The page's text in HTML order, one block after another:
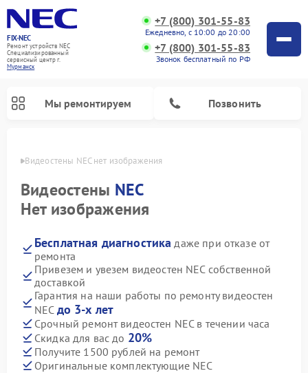
FIX-NEC
Ремонт устройств NEC
Специализированный
cервисный центр г.
Мурманск
+7 (800) 301-55-83
Ежедневно, с 10:00 до 20:00
+7 (800) 301-55-83
Звонок бесплатный по РФ
Мы ремонтируем Позвонить
Видеостены NEC нет изображения
Видеостены NEC
Нет изображения
Бесплатная диагностика даже при отказе от
ремонта
Привезем и увезем видеостен NEC собственной
доставкой
Гарантия на наши работы по ремонту видеостен
NEC до 3-х лет
Срочный ремонт видеостен NEC в течении часа
Скидка для вас до 20%
Получите 1500 рублей на ремонт
Оригинальные комплектующие NEC